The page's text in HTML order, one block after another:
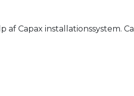
Capax installationssystem.